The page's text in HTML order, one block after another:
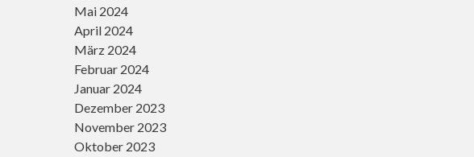
Mai 2024
April 2024
März 2024
Februar 2024
Januar 2024
Dezember 2023
November 2023
Oktober 2023